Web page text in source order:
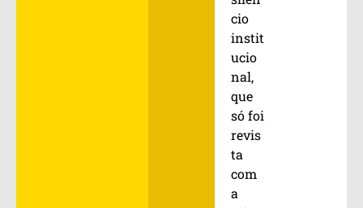
cio
instit
ucio
nal,
que
só foi
revis
ta
com
a